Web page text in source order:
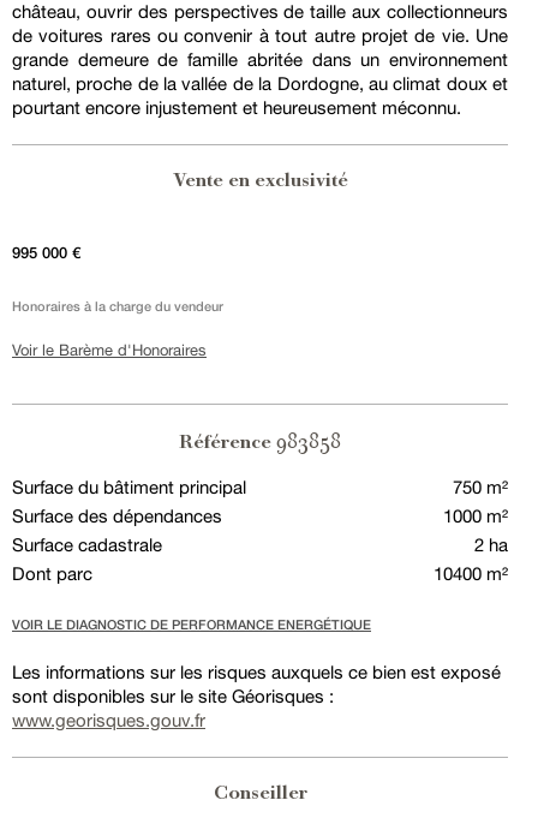
château, ouvrir des perspectives de taille aux collectionneurs
de voitures rares ou convenir à tout autre projet de vie. Une
grande demeure de famille abritée dans un environnement
naturel, proche de la vallée de la Dordogne, au climat doux et
pourtant encore injustement et heureusement méconnu.
Vente en exclusivité
995 000 €
Honoraires à la charge du vendeur
Voir le Barème d'Honoraires
Référence 983858
Surface du bâtiment principal
750 m²
Surface des dépendances
1000 m²
Surface cadastrale
2 ha
Dont parc
10400 m²
VOIR LE DIAGNOSTIC DE PERFORMANCE ENERGÉTIQUE
Les informations sur les risques auxquels ce bien est exposé
sont disponibles sur le site Géorisques :
www.georisques.gouv.fr
Conseiller